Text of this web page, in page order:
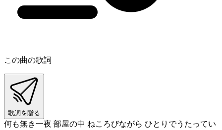
この曲の歌詞
歌詞を贈る
何も無き一夜 部屋の中 ねころびながら ひとりでうたってい